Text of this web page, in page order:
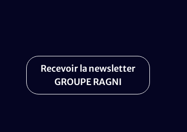
Recevoir la newsletter
GROUPE RAGNI